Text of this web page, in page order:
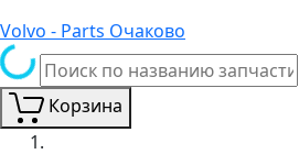
Volvo - Parts Очаково
Корзина